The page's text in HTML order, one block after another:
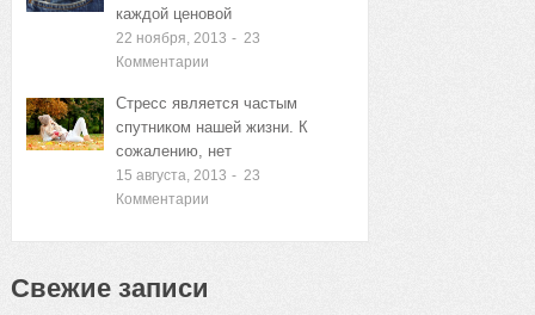
каждой ценовой
22 ноября, 2013 - 23
Комментарии
Стресс является частым
спутником нашей жизни. К
сожалению, нет
15 августа, 2013 - 23
Комментарии
Свежие записи